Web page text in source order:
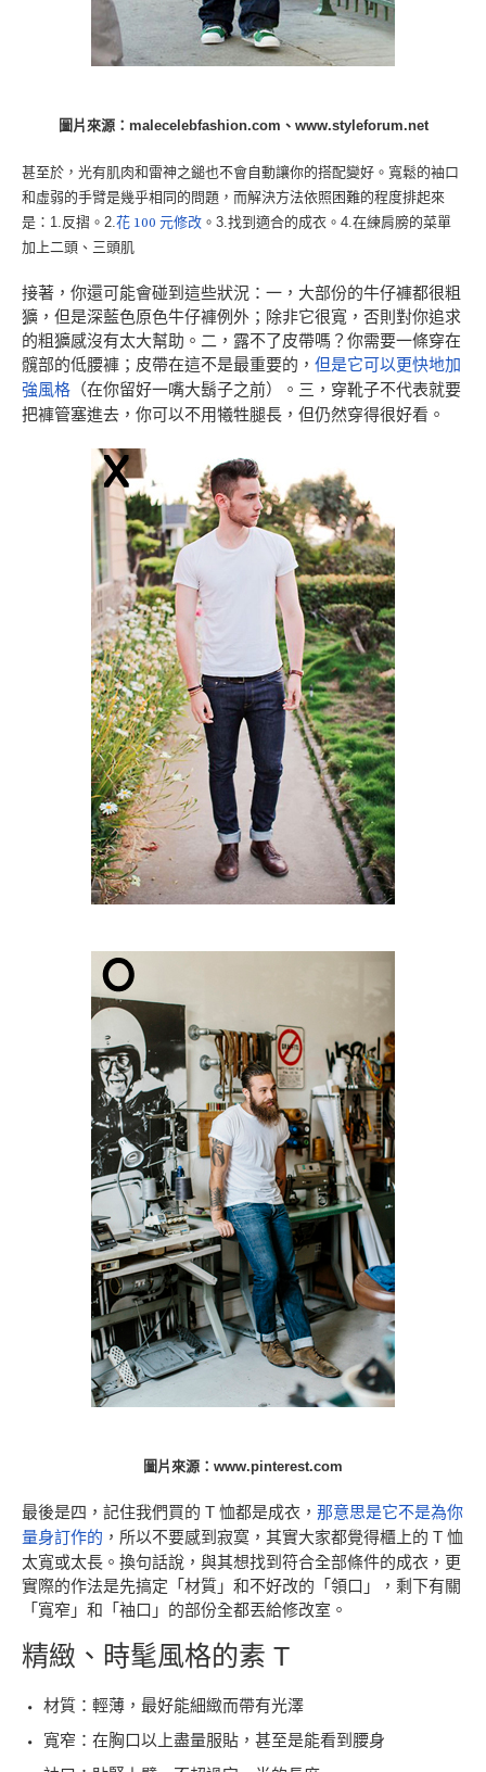
圖片來源：malecelebfashion.com、www.styleforum.net
甚至於，光有肌肉和雷神之鎚也不會自動讓你的搭配變好。寬鬆的袖口
和虛弱的手臂是幾乎相同的問題，而解決方法依照困難的程度排起來
是：1.反摺。2.花 100 元修改 。3.找到適合的成衣。4.在練肩膀的菜單
加上二頭、三頭肌
接著，你還可能會碰到這些狀況：一，大部份的牛仔褲都很粗
獷，但是深藍色原色牛仔褲例外；除非它很寬，否則對你追求
的粗獷感沒有太大幫助。二，露不了皮帶嗎？你需要一條穿在
髖部的低腰褲；皮帶在這不是最重要的， 但是它可以更快地加
強風格 （在你留好一嘴大鬍子之前）。三，穿靴子不代表就要
把褲管塞進去，你可以不用犧牲腿長，但仍然穿得很好看。
圖片來源：www.pinterest.com
最後是四，記住我們買的 T 恤都是成衣， 那意思是它不是為你
量身訂作的 ，所以不要感到寂寞，其實大家都覺得櫃上的 T 恤
太寬或太長。換句話說，與其想找到符合全部條件的成衣，更
實際的作法是先搞定「材質」和不好改的「領口」，剩下有關
「寬窄」和「袖口」的部份全都丟給修改室。
精緻、時髦風格的素 T
材質：輕薄，最好能細緻而帶有光澤
寬窄：在胸口以上盡量服貼，甚至是能看到腰身